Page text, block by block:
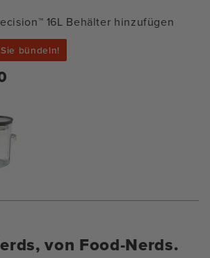
16L Behälter hinzufügen
bündeln!
von Food-Nerds.